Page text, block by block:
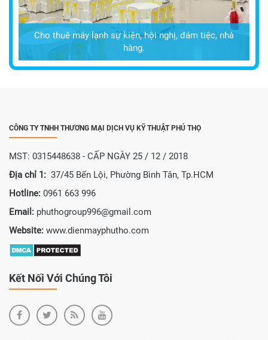
Cho thuê máy lạnh sự kiện, hội nghị, đám tiệc, nhà
hàng.
CÔNG TY TNHH THƯƠNG MẠI DỊCH VỤ KỸ THUẬT PHÚ THỌ
MST: 0315448638 - CẤP NGÀY 25 / 12 / 2018
Địa chỉ 1: 37/45 Bến Lội, Phường Bình Tân, Tp.HCM
Hotline: 0961 663 996
Email: phuthogroup996@gmail.com
Website: www.dienmayphutho.com
Kết Nối Với Chúng Tôi